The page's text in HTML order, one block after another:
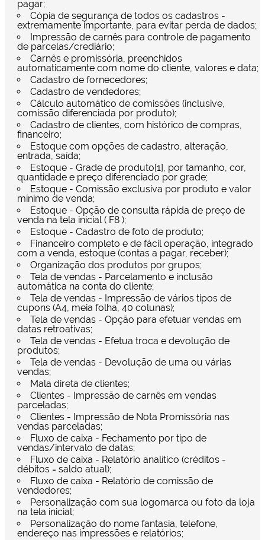
pagar;
Cópia de segurança de todos os cadastros -
extremamente importante, para evitar perda de dados;
Impressão de carnês para controle de pagamento
de parcelas/crediário;
Carnês e promissória, preenchidos
automaticamente com nome do cliente, valores e data;
Cadastro de fornecedores;
Cadastro de vendedores;
Cálculo automático de comissões (inclusive,
comissão diferenciada por produto);
Cadastro de clientes, com histórico de compras,
financeiro;
Estoque com opções de cadastro, alteração,
entrada, saída;
Estoque - Grade de produto[1], por tamanho, cor,
quantidade e preço diferenciado por grade;
Estoque - Comissão exclusiva por produto e valor
mínimo de venda;
Estoque - Opção de consulta rápida de preço de
venda na tela inicial ( F8 );
Estoque - Cadastro de foto de produto;
Financeiro completo e de fácil operação, integrado
com a venda, estoque (contas a pagar, receber);
Organização dos produtos por grupos;
Tela de vendas - Parcelamento e inclusão
automática na conta do cliente;
Tela de vendas - Impressão de vários tipos de
cupons (A4, meia folha, 40 colunas);
Tela de vendas - Opção para efetuar vendas em
datas retroativas;
Tela de vendas - Efetua troca e devolução de
produtos;
Tela de vendas - Devolução de uma ou várias
vendas;
Mala direta de clientes;
Clientes - Impressão de carnês em vendas
parceladas;
Clientes - Impressão de Nota Promissória nas
vendas parceladas;
Fluxo de caixa - Fechamento por tipo de
vendas/intervalo de datas;
Fluxo de caixa - Relatório analítico (créditos -
débitos = saldo atual);
Fluxo de caixa - Relatório de comissão de
vendedores;
Personalização com sua logomarca ou foto da loja
na tela inicial;
Personalização do nome fantasia, telefone,
endereço nas impressões e relatórios;